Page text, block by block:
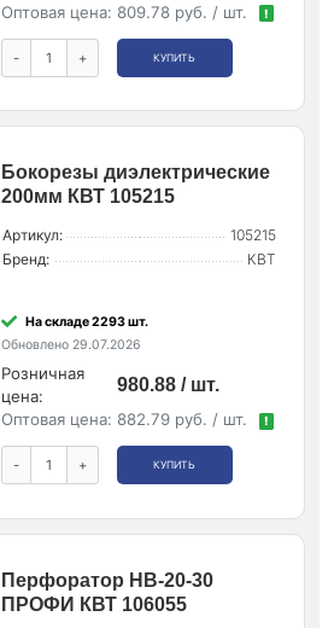
Оптовая цена: 809.78 руб. / шт. !
- + КУПИТЬ
Бокорезы диэлектрические
200мм КВТ 105215
Артикул:
105215
Бренд:
КВТ
На складе 2293 шт.
Обновлено 29.07.2026
Розничная
цена:
980.88 / шт.
Оптовая цена: 882.79 руб. / шт. !
- + КУПИТЬ
Перфоратор HB-20-30
ПРОФИ КВТ 106055